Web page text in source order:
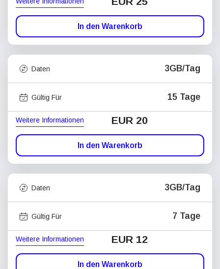
In den Warenkorb
Daten 3GB/Tag
Gültig Für 15 Tage
Weitere Informationen EUR 20
In den Warenkorb
Daten 3GB/Tag
Gültig Für 7 Tage
Weitere Informationen EUR 12
In den Warenkorb